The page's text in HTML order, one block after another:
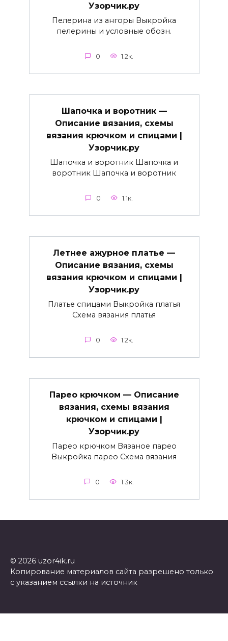
Узорчик.ру
Пелерина из ангоры Выкройка
пелерины и условные обозн.
0 1.2к.
Шапочка и воротник —
Описание вязания, схемы
вязания крючком и спицами |
Узорчик.ру
Шапочка и воротник Шапочка и
воротник Шапочка и воротник
0 1.1к.
Летнее ажурное платье —
Описание вязания, схемы
вязания крючком и спицами |
Узорчик.ру
Платье спицами Выкройка платья
Схема вязания платья
0 1.2к.
Парео крючком — Описание
вязания, схемы вязания
крючком и спицами |
Узорчик.ру
Парео крючком Вязаное парео
Выкройка парео Схема вязания
0 1.3к.
© 2026 uzor4ik.ru
Копирование материалов сайта разрешено только
с указанием ссылки на источник